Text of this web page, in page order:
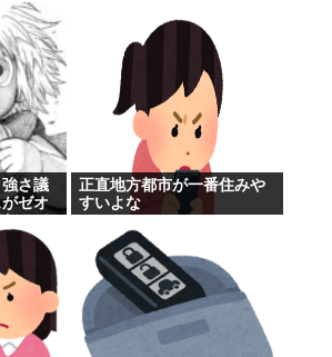
強さ議
ゼオ
って
だけ
正直地方都市が一番住みや
すいよな